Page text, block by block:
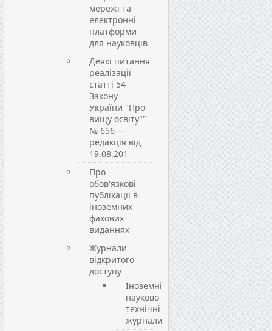
мережі та
електронні
платформи
для науковців
Деякі питання
реалізації
статті 54
Закону
України "Про
вищу освіту"”
№ 656 —
редакція від
19.08.201
Про
обов'язкові
публікації в
іноземних
фахових
виданнях
Журнали
відкритого
доступу
Іноземні
науково-
технічні
журнали